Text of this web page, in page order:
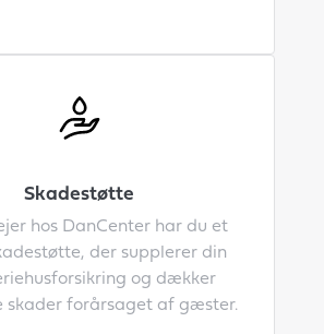
Skadestøtte
hos DanCenter har du et
der supplerer din
og dækker
skader forårsaget af gæster.